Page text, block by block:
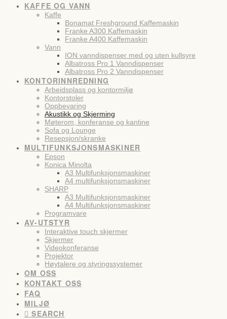
KAFFE OG VANN
Kaffe
Bonamat Freshground Kaffemaskin
Franke A300 Kaffemaskin
Franke A400 Kaffemaskin
Vann
ION vanndispenser med og uten kullsyre
Albatross Pro 1 Vanndispenser
Albatross Pro 2 Vanndispenser
KONTORINNREDNING
Arbeidsplass og kontormiljø
Kontorstoler
Oppbevaring
Akustikk og Skjerming
Møterom, konferanse og kantine
Sofa og Lounge
Resepsjon/skranke
MULTIFUNKSJONSMASKINER
Epson
Konica Minolta
A3 Multifunksjonsmaskiner
A4 multifunksjonsmaskiner
SHARP
A3 Multifunksjonsmaskiner
A4 Multifunksjonsmaskiner
Programvare
AV-UTSTYR
Interaktive touch skjermer
Skjermer
Videokonferanse
Projektor
Høytalere og styringssystemer
OM OSS
KONTAKT OSS
FAQ
MILJØ
SEARCH